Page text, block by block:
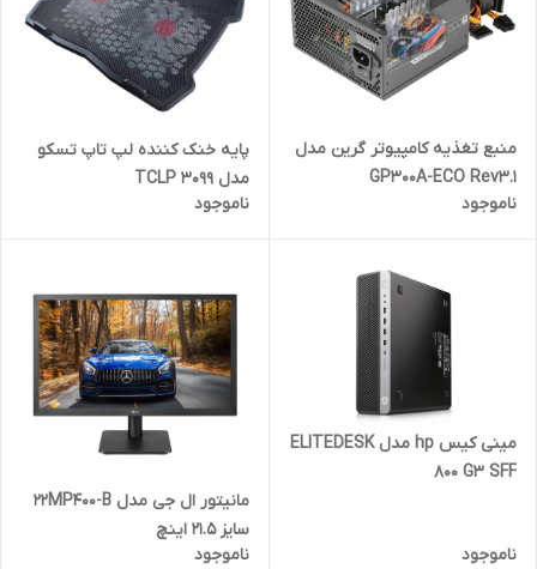
منبع تغذیه کامپیوتر گرین مدل
GP300A-ECO Rev3.1
ناموجود
پایه خنک کننده لپ تاپ تسکو
مدل TCLP 3099
ناموجود
مینی کیس hp مدل ELITEDESK
800 G3 SFF
ناموجود
مانیتور ال جی مدل 22MP400-B
سایز 21.5 اینچ
ناموجود